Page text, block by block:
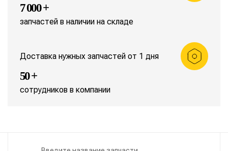
7 000 +
запчастей в наличии на складе
Доставка нужных запчастей от 1 дня
50 +
сотрудников в компании